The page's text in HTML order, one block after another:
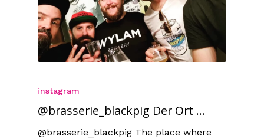
instagram
@brasserie_blackpig Der Ort ...
@brasserie_blackpig The place where